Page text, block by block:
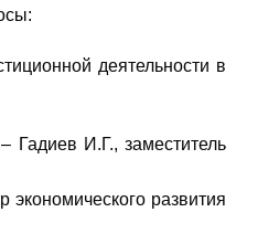
деятельности в
И.Г., заместитель
развития